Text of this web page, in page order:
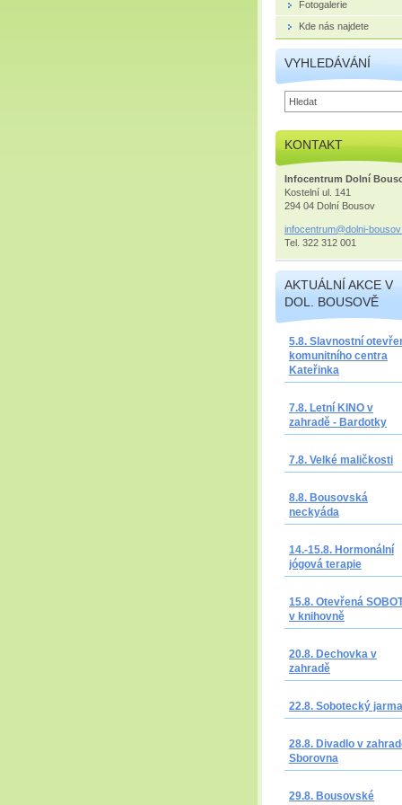
Fotogalerie
Kde nás najdete
VYHLEDÁVÁNÍ
KONTAKT
Infocentrum Dolní
Kostelní ul. 141
294 04 Dolní Bousov
infocentrum@dolni-bousov
Tel. 322 312 001
AKTUÁLNÍ AKCE V
DOL. BOUSOVĚ
5.8. Slavnostní
komunitního centra
Kateřinka
7.8. Letní KINO v
zahradě - Bardotky
7.8. Velké maličkosti
8.8. Bousovská
neckyáda
14.-15.8. Hormonální
jógová terapie
15.8. Otevřená
v knihovně
20.8. Dechovka v
zahradě
22.8. Sobotecký
28.8. Divadlo v
Sborovna
29.8. Bousovské